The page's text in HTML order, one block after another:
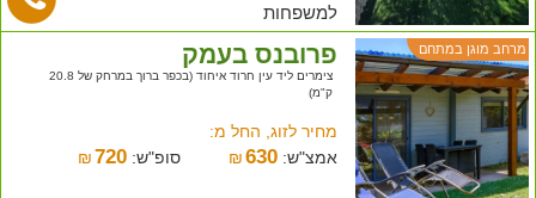
למשפחות
מרחב מוגן במתחם פרובנס בעמק
צימרים ליד עין חרוד איחוד (בכפר ברוך במרחק של 20.8
ק"מ)
מחיר לזוג, החל מ:
אמצ"ש:
₪630 סופ"ש: ₪ 720